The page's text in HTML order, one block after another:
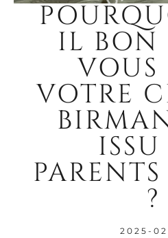
IL BON
VOUS
VOTRE
?
2025-